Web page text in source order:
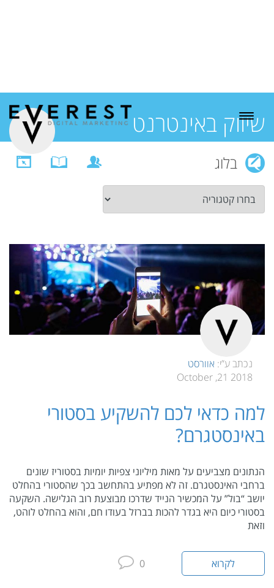
בלוג
שיווק באינטרנט
נכתב ע”י: אוורסט
2018 21, October
למה כדאי לכם להשקיע בסטורי
באינסטגרם?
הנתונים מצביעים על מאות מיליוני צפיות יומיות בסטוריז שונים
ברחבי האינסטגרם. זה לא מפתיע בהתחשב בכך שהסטורי בהחלט
יושב “בול” על המכשיר הנייד שדרכו מבוצעת רוב הגלישה. השקעה
בסטורי כיום היא בגדר להכות בברזל בעודו חם, והוא בהחלט לוהט,
וזאת
לקרוא 0